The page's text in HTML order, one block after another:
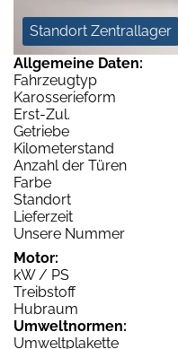
Standort Zentrallager
Allgemeine Daten:
Fahrzeugtyp
Karosserieform
Erst-Zul.
Getriebe
Kilometerstand
Anzahl der Türen
Farbe
Standort
Lieferzeit
Unsere Nummer
Motor:
kW / PS
Treibstoff
Hubraum
Umweltnormen:
Umweltplakette